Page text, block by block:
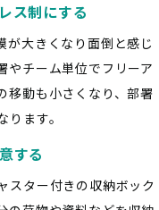
ス制にする
が大きくなり面倒と感じ
やチーム単位でフリーア
移動も小さくなり、部署
ます。
する
スター付きの収納ボック